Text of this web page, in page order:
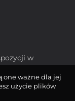
w
one ważne dla jej
użycie plików